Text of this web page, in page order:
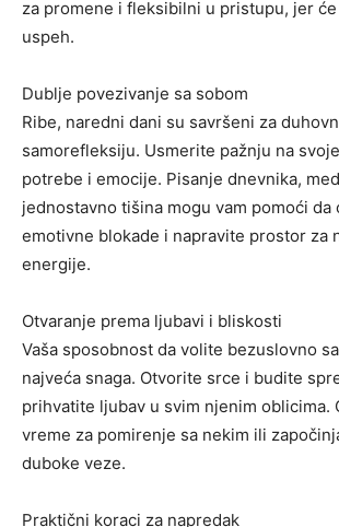
za promene i fleksibilni u pristupu, jer
uspeh.
Dublje povezivanje sa sobom
Ribe, naredni dani su savršeni za
samorefleksiju. Usmerite pažnju na
potrebe i emocije. Pisanje dnevnika,
jednostavno tišina mogu vam pomoći
emotivne blokade i napravite prostor za
energije.
Otvaranje prema ljubavi i bliskosti
Vaša sposobnost da volite bezuslovno
najveća snaga. Otvorite srce i budite
prihvatite ljubav u svim njenim oblicima.
vreme za pomirenje sa nekim ili
duboke veze.
Praktični koraci za napredak